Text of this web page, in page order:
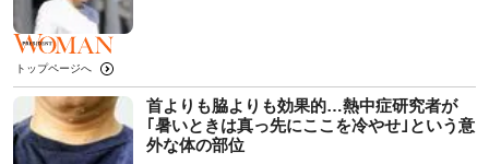
トップページへ
首よりも脇よりも効果的…熱中症研究者が
｢暑いときは真っ先にここを冷やせ｣という意
外な体の部位